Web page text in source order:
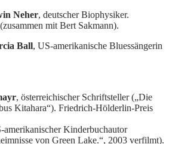
Neher, deutscher Biophysiker.
mit Bert Sakmann).
Ball, US-amerikanische Bluessängerin
, österreichischer Schriftsteller („Die
Kitahara“). Friedrich-Hölderlin-Preis
amerikanischer Kinderbuchautor
von Green Lake.“, 2003 verfilmt).